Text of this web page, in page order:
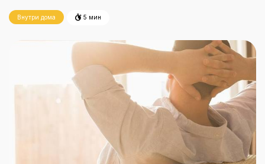
Внутри дома 5 мин